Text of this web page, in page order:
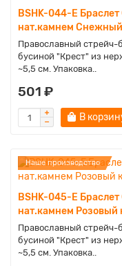
BSHK-044-E
нат.камнем
Православный стрейч-
бусиной "Крест" из
~5,5 см. Упаковка..
501 ₽
В
Наше производство
BSHK-045-E
нат.камнем Розовый
Православный стрейч-
бусиной "Крест" из
~5,5 см. Упаковка..